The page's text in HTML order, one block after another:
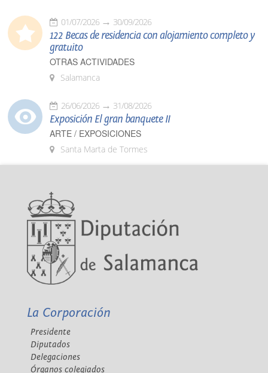
01/07/2026 30/09/2026
122 Becas de residencia con alojamiento completo y
gratuito
OTRAS ACTIVIDADES
Salamanca
26/06/2026 31/08/2026
Exposición El gran banquete II
ARTE / EXPOSICIONES
Santa Marta de Tormes
La Corporación
Presidente
Diputados
Delegaciones
Órganos colegiados